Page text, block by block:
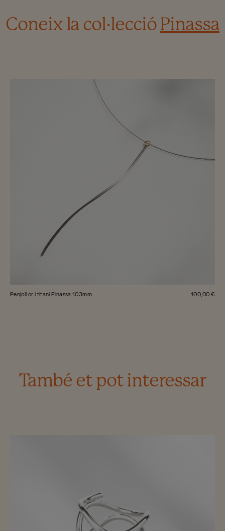
Coneix la col·lecció Pinassa
Penjoll or i titani Pinassa 103mm 100,00 €
També et pot interessar